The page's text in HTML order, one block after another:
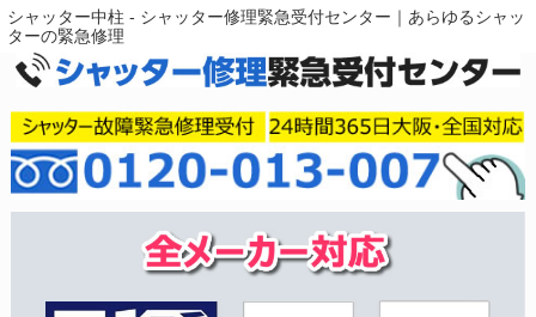
シャッター中柱 - シャッター修理緊急受付センター｜あらゆるシャッ
ターの緊急修理